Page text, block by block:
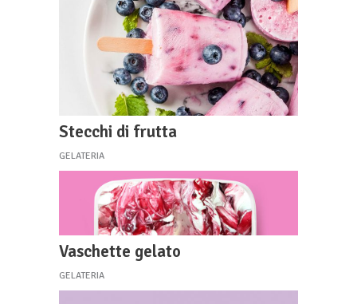
Stecchi di frutta
GELATERIA
Vaschette gelato
GELATERIA